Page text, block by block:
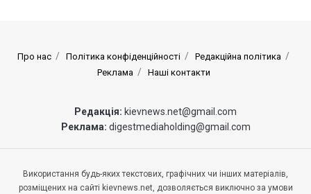
Про нас Політика конфіденційності
Редакційна політика
Реклама
Наші контакти
Редакція: kievnews.net@gmail.com
Реклама: digestmediaholding@gmail.com
Використання будь-яких текстових, графічних чи інших матеріалів,
розміщених на сайті kievnews.net, дозволяється виключно за умови